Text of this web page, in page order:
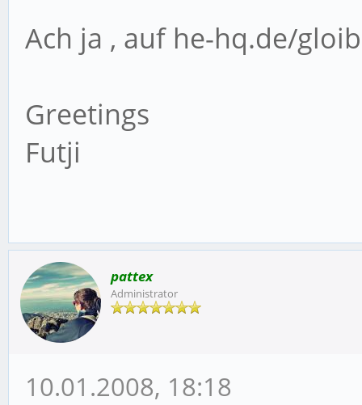
Ach ja , auf he-hq.de/
Greetings
Futji
pattex
Administrator
10.01.2008, 18:18